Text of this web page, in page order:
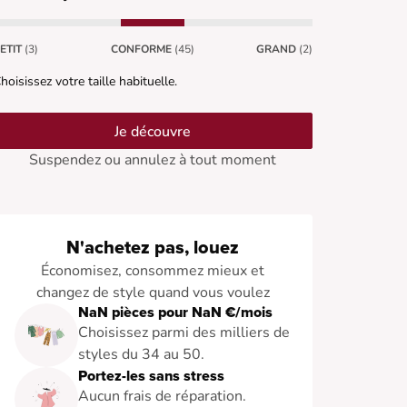
(3) CONFORME (45) GRAND (2)
votre taille habituelle.
Je découvre
Suspendez ou annulez à tout moment
N'achetez pas, louez
Économisez, consommez mieux et
changez de style quand vous voulez
NaN pièces pour NaN €/mois
Choisissez parmi des milliers de
styles du 34 au 50.
Portez-les sans stress
Aucun frais de réparation.